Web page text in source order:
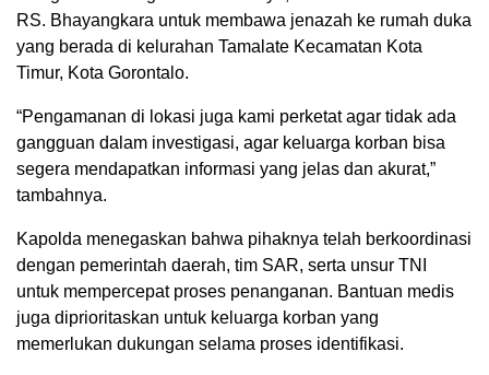
RS. Bhayangkara untuk membawa jenazah ke rumah duka
yang berada di kelurahan Tamalate Kecamatan Kota
Timur, Kota Gorontalo.
“Pengamanan di lokasi juga kami perketat agar tidak ada
gangguan dalam investigasi, agar keluarga korban bisa
segera mendapatkan informasi yang jelas dan akurat,”
tambahnya.
Kapolda menegaskan bahwa pihaknya telah berkoordinasi
dengan pemerintah daerah, tim SAR, serta unsur TNI
untuk mempercepat proses penanganan. Bantuan medis
juga diprioritaskan untuk keluarga korban yang
memerlukan dukungan selama proses identifikasi.